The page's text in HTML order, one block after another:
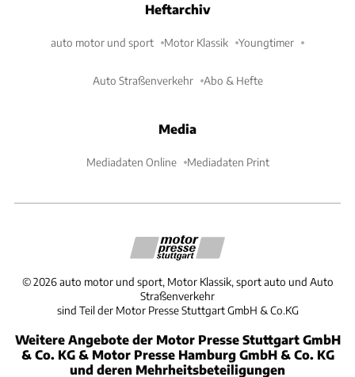
Heftarchiv
auto motor und sport Motor Klassik Youngtimer
Auto Straßenverkehr Abo & Hefte
Media
Mediadaten Online Mediadaten Print
©2026 auto motor und sport, Motor Klassik, sport auto und Auto
Straßenverkehr
sind Teil der Motor Presse Stuttgart GmbH & Co.KG
Weitere Angebote der Motor Presse Stuttgart GmbH
& Co. KG & Motor Presse Hamburg GmbH & Co. KG
und deren Mehrheitsbeteiligungen